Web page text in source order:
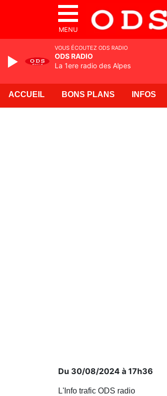
MENU
ACCUEIL BONS PLANS INFOS
Du 30/08/2024 à 17h36
L'Info trafic ODS radio
VOUS ÉCOUTEZ ODS RADIO
ODS RADIO
La 1ere radio des Alpes